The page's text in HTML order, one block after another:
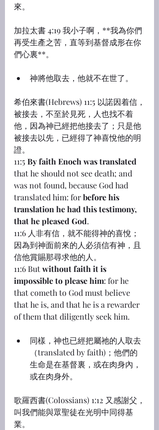
來。
加拉太書 4:19 我小子啊，**我為你們
再受生產之苦，直等到基督成形在你
們心裏**。
神將他取去，他就不在世了。
希伯來書(Hebrews) 11:5 以諾因着信，
被接去，不至於見死，人也找不着
他，因為神已經把他接去了；只是他
被接去以先，已經得了神喜悅他的明
證。
11:5 By faith Enoch was translated
that he should not see death; and
was not found, because God had
translated him: for before his
translation he had this testimony,
that he pleased God.
11:6 人非有信，就不能得神的喜悅；
因為到神面前來的人必須信有神，且
信他賞賜那尋求他的人。
11:6 But without faith it is
impossible to please him: for he
that cometh to God must believe
that he is, and that he is a rewarder
of them that diligently seek him.
同樣，神也已經把屬祂的人取去
（translated by faith)；他們的
生命是在基督裏，或在肉身內，
或在肉身外。
歌羅西書(Colossians) 1:12 又感謝父，
叫我們能與眾聖徒在光明中同得基
業。